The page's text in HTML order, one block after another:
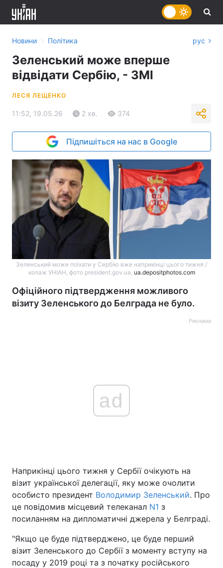
Головна Війна
Україна Політика
Спорт Наука
Новини › Політика рус
Зеленський може вперше
відвідати Сербію, - ЗМІ
ЛЕСЯ ЛЕЩЕНКО
11:52, 19.05.26 2 хв. 374
Підпишіться на нас в Google
Зеленський може поїхати у Сербію вже наприкінці цього тижня /
колаж УНІАН, фото president.gov.ua, ua.depositphotos.com
Офіційного підтвердження можливого
візиту Зеленського до Белграда не було.
Реклама
ad
Наприкінці цього тижня у Сербії очікують на
візит української делегації, яку може очолити
особисто президент Володимир Зеленський. Про
це повідомив місцевий телеканал N1 з
посиланням на дипломатичні джерела у Белграді.
"Якщо це буде підтверджено, це буде перший
візит Зеленського до Сербії з моменту вступу на
посаду у 2019 році та з початку російського